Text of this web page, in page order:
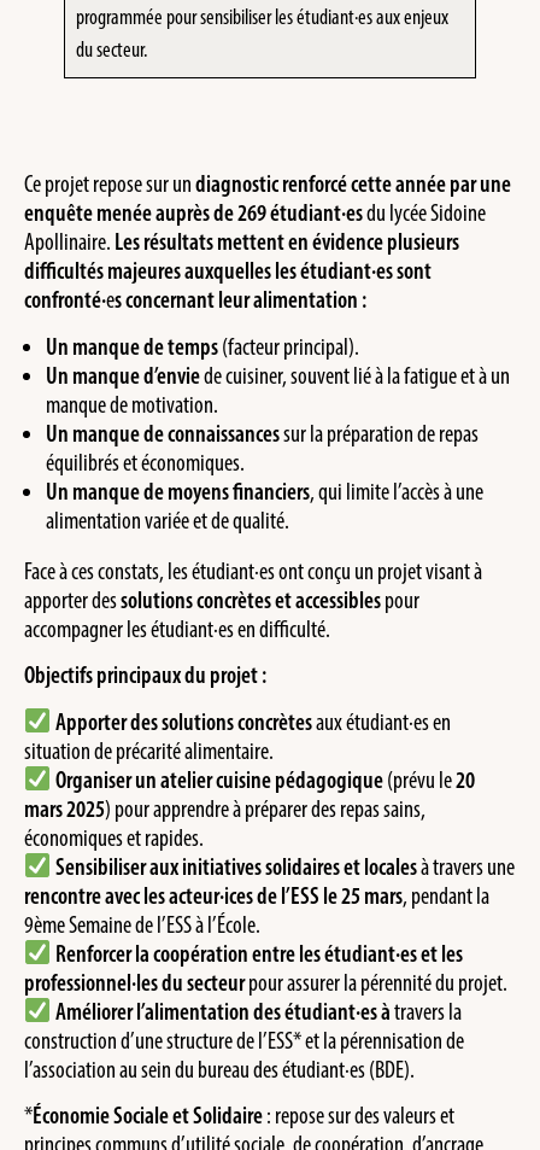
programmée pour sensibiliser les étudiant·es aux enjeux
du secteur.
Ce projet repose sur undiagnostic renforcé cette année par une
enquête menée auprès de 269 étudiant·esdu lycée Sidoine
Apollinaire. Les résultats mettent en évidence plusieurs
difficultés majeures auxquelles les étudiant·es sont
confronté·es concernant leur alimentation :
Un manque de temps(facteur principal).
Un manque d’enviede cuisiner, souvent lié à la fatigue et à un
manque de motivation.
Un manque de connaissancessur la préparation de repas
équilibrés et économiques.
Un manque de moyens financiers, qui limite l’accès à une
alimentation variée et de qualité.
Face à ces constats, les étudiant·es ont conçu un projet visant à
apporter dessolutions concrètes et accessiblespour
accompagner les étudiant·es en difficulté.
Objectifs principaux du projet :
Apporter des solutions concrètesaux étudiant·es en
situation de précarité alimentaire.
Organiser un atelier cuisine pédagogique(prévu le20
mars 2025) pour apprendre à préparer des repas sains,
économiques et rapides.
Sensibiliser aux initiatives solidaires et localesà travers une
rencontre avec les acteur·ices de l’ESS le 25 mars, pendant la
9ème Semaine de l’ESS à l’École.
Renforcer la coopération entre les étudiant·es et les
professionnel·les du secteurpour assurer la pérennité du projet.
Améliorer l’alimentation des étudiant·es àtravers la
construction d’une structure de l’ESS* et la pérennisation de
l’association au sein du bureau des étudiant·es (BDE).
*Économie Sociale et Solidaire: repose sur des valeurs et
principes communs d’utilité sociale, de coopération, d’ancrage